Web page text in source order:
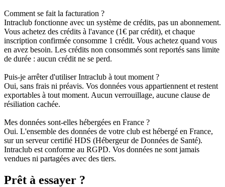
Comment se fait la facturation ?
Intraclub fonctionne avec un système de crédits, pas un abonnement.
Vous achetez des crédits à l'avance (1€ par crédit), et chaque
inscription confirmée consomme 1 crédit. Vous achetez quand vous
en avez besoin. Les crédits non consommés sont reportés sans limite
de durée : aucun crédit ne se perd.
Puis-je arrêter d'utiliser Intraclub à tout moment ?
Oui, sans frais ni préavis. Vos données vous appartiennent et restent
exportables à tout moment. Aucun verrouillage, aucune clause de
résiliation cachée.
Mes données sont-elles hébergées en France ?
Oui. L'ensemble des données de votre club est hébergé en France,
sur un serveur certifié HDS (Hébergeur de Données de Santé).
Intraclub est conforme au RGPD. Vos données ne sont jamais
vendues ni partagées avec des tiers.
Prêt à essayer ?